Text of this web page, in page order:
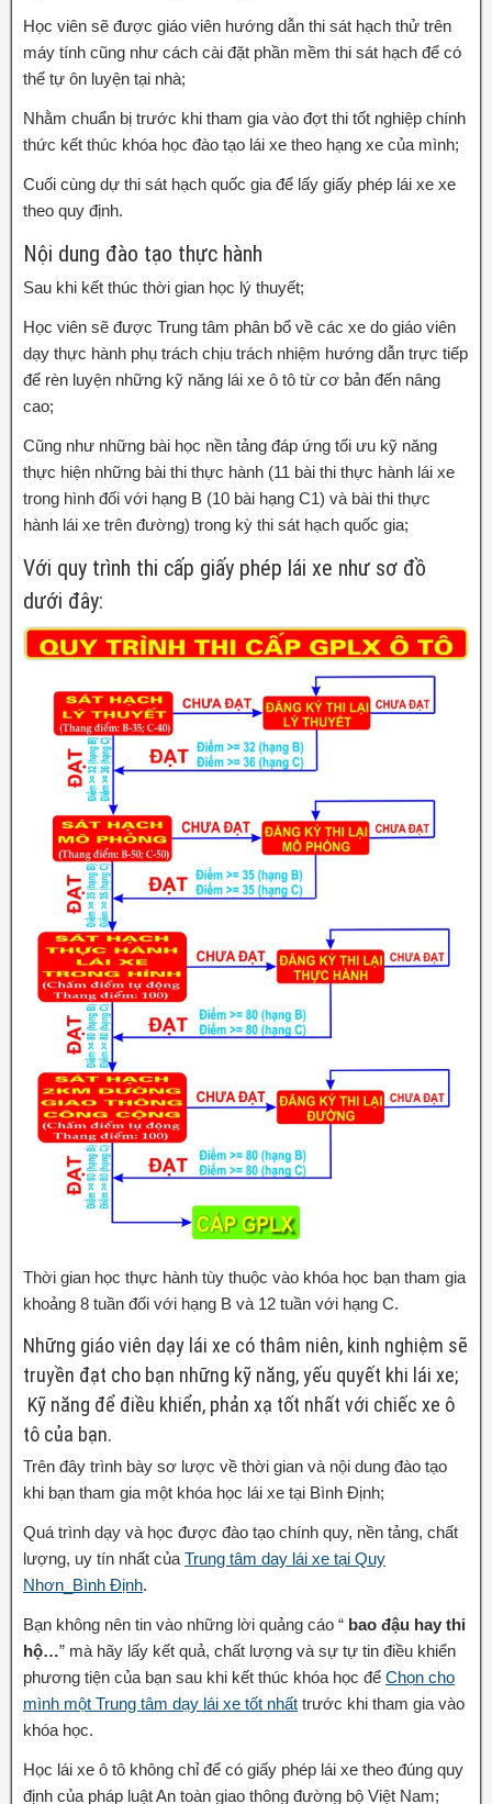
Học viên sẽ được giáo viên hướng dẫn thi sát hạch thử trên
máy tính cũng như cách cài đặt phần mềm thi sát hạch để có
thể tự ôn luyện tại nhà;
Nhằm chuẩn bị trước khi tham gia vào đợt thi tốt nghiệp chính
thức kết thúc khóa học đào tạo lái xe theo hạng xe của mình;
Cuối cùng dự thi sát hạch quốc gia để lấy giấy phép lái xe xe
theo quy định.
Nội dung đào tạo thực hành
Sau khi kết thúc thời gian học lý thuyết;
Học viên sẽ được Trung tâm phân bổ về các xe do giáo viên
dạy thực hành phụ trách chịu trách nhiệm hướng dẫn trực tiếp
để rèn luyện những kỹ năng lái xe ô tô từ cơ bản đến nâng
cao;
Cũng như những bài học nền tảng đáp ứng tối ưu kỹ năng
thực hiện những bài thi thực hành (11 bài thi thực hành lái xe
trong hình đối với hạng B (10 bài hạng C1) và bài thi thực
hành lái xe trên đường) trong kỳ thi sát hạch quốc gia;
Với quy trình thi cấp giấy phép lái xe như sơ đồ
dưới đây:
Thời gian học thực hành tùy thuộc vào khóa học bạn tham gia
khoảng 8 tuần đối với hạng B và 12 tuần với hạng C.
Những giáo viên dạy lái xe có thâm niên, kinh nghiệm sẽ
truyền đạt cho bạn những kỹ năng, yếu quyết khi lái xe;
Kỹ năng để điều khiển, phản xạ tốt nhất với chiếc xe ô
tô của bạn.
Trên đây trình bày sơ lược về thời gian và nội dung đào tạo
khi bạn tham gia một khóa học lái xe tại Bình Định;
Quá trình dạy và học được đào tạo chính quy, nền tảng, chất
lượng, uy tín nhất của Trung tâm day lái xe tại Quy
Nhơn_Bình Định.
Bạn không nên tin vào những lời quảng cáo “ bao đậu hay thi
hộ…” mà hãy lấy kết quả, chất lượng và sự tự tin điều khiển
phương tiện của bạn sau khi kết thúc khóa học để Chọn cho
mình một Trung tâm dạy lái xe tốt nhất trước khi tham gia vào
khóa học.
Học lái xe ô tô không chỉ để có giấy phép lái xe theo đúng quy
định của pháp luật An toàn giao thông đường bộ Việt Nam;